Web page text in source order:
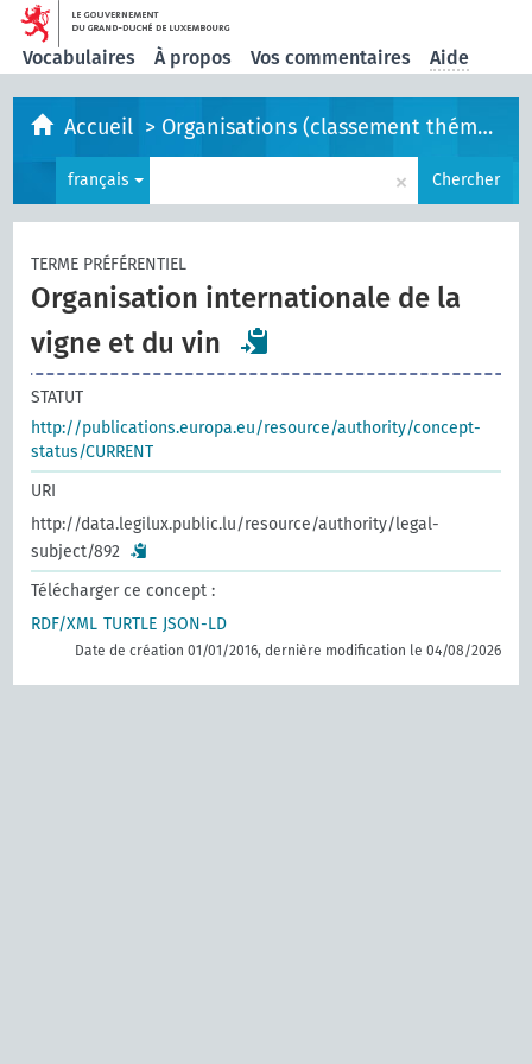
Vocabulaires À propos Vos commentaires Aide
Accueil > Organisations (classement thématique)
français × Chercher
TERME PRÉFÉRENTIEL
Organisation internationale de la
vigne et du vin
STATUT
http://publications.europa.eu/resource/authority/concept-
status/CURRENT
URI
http://data.legilux.public.lu/resource/authority/legal-
subject/892
Télécharger ce concept :
RDF/XML TURTLE JSON-LD
Date de création 01/01/2016, dernière modification le 04/08/2026